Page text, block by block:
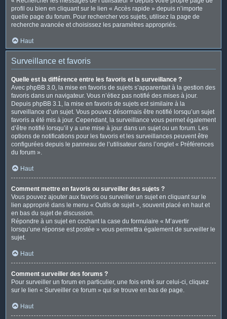
profil ou bien en cliquant sur le lien « Accès rapide » depuis n’importe
quelle page du forum. Pour rechercher vos sujets, utilisez la page de
recherche avancée et choisissez les paramètres appropriés.
Haut
Surveillance et favoris
Quelle est la différence entre les favoris et la surveillance ?
Avec phpBB 3.0, la mise en favoris de sujets s’apparentait à la gestion des
favoris dans un navigateur. Vous n’étiez pas notifié des mises à jour.
Depuis phpBB 3.1, la mise en favoris de sujets est similaire à la
surveillance d’un sujet. Vous pouvez désormais être notifié lorsqu’un sujet
favoris a été mis à jour. Cependant, la surveillance vous permet également
d’être notifié lorsqu’il y a une mise à jour dans un sujet ou un forum. Les
options de notifications pour les favoris et les surveillances peuvent être
configurées depuis le panneau de l’utilisateur dans l’onglet « Préférences
du forum ».
Haut
Comment mettre en favoris ou surveiller des sujets ?
Vous pouvez ajouter aux favoris ou surveiller un sujet en cliquant sur le
lien approprié dans le menu « Outils de sujet », souvent placé en haut et
en bas du sujet de discussion.
Répondre à un sujet en cochant la case du formulaire « M’avertir
lorsqu’une réponse est postée » vous permettra également de surveiller le
sujet.
Haut
Comment surveiller des forums ?
Pour surveiller un forum en particulier, une fois entré sur celui-ci, cliquez
sur le lien « Surveiller ce forum » qui se trouve en bas de page.
Haut